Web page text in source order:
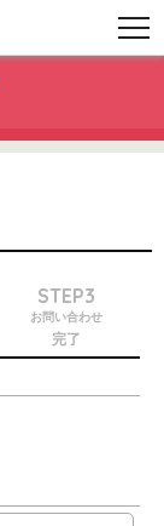
STEP3
お問い合わせ
完了